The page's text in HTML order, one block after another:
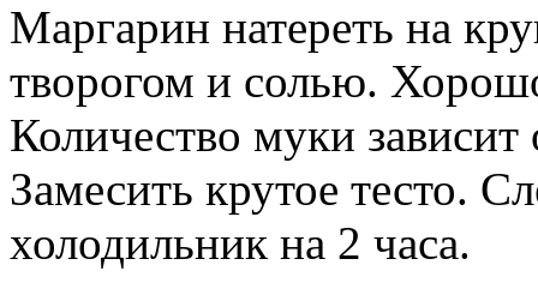
Маргарин натереть на
творогом и солью.
Количество муки зависит
Замесить крутое тесто.
холодильник на 2 часа.